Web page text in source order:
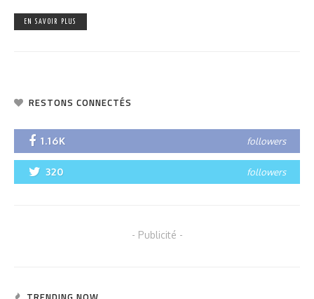
EN SAVOIR PLUS
RESTONS CONNECTÉS
1.16K followers
320 followers
- Publicité -